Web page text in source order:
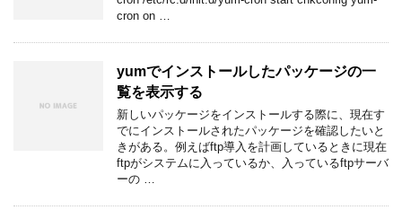
cron on …
yumでインストールしたパッケージの一
覧を表示する
新しいパッケージをインストールする際に、現在す
でにインストールされたパッケージを確認したいと
きがある。例えばftp導入を計画しているときに現在
ftpがシステムに入っているか、入っているftpサーバ
ーの …